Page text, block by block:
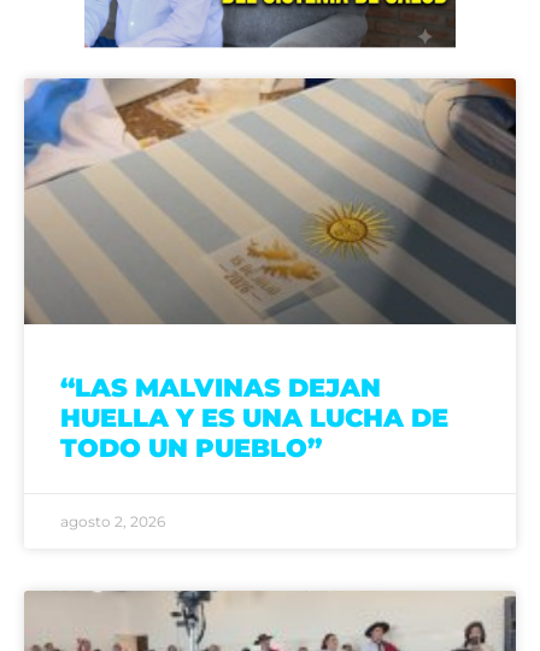
“LAS MALVINAS DEJAN
HUELLA Y ES UNA LUCHA DE
TODO UN PUEBLO”
agosto 2, 2026